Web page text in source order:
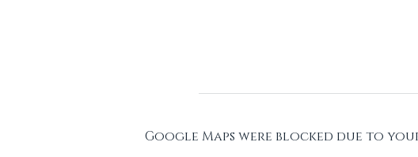
Google Maps were blocked due to